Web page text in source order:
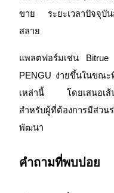
เรียนรู้เกี่ยวกับการ
Bitrue
พันธมิตร Bitrue
ขาย ระยะเวลาปัจจุบัน
สลาย
แพลตฟอร์มเช่น Bitrue
PENGU ง่ายขึ้นในขณะ
เหล่านี้ โดยเสนอเส้น
สำหรับผู้ที่ต้องการมีส่วน
พัฒนา
คำถามที่พบบ่อย